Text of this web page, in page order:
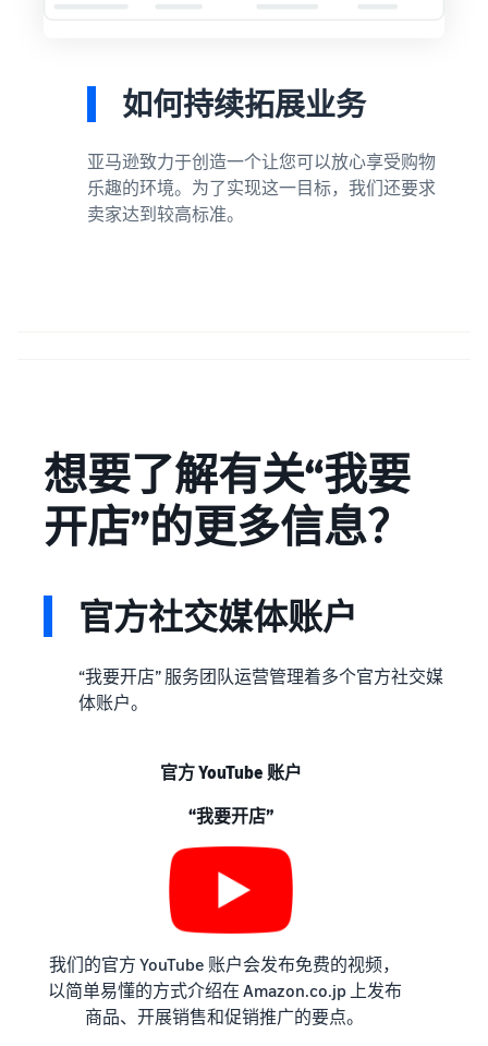
如何持续拓展业务
亚马逊致力于创造一个让您可以放心享受购物
乐趣的环境。为了实现这一目标，我们还要求
卖家达到较高标准。
想要了解有关“我要
开店”的更多信息？
官方社交媒体账户
“我要开店” 服务团队运营管理着多个官方社交媒
体账户。
官方 YouTube 账户
“我要开店”
我们的官方 YouTube 账户会发布免费的视频，
以简单易懂的方式介绍在 Amazon.co.jp 上发布
商品、开展销售和促销推广的要点。